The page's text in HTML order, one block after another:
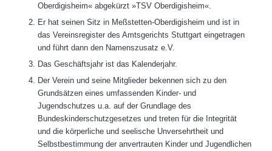
Oberdigisheim« abgekürzt »TSV Oberdigisheim«.
Er hat seinen Sitz in Meßstetten-Oberdigisheim und ist in
das Vereinsregister des Amtsgerichts Stuttgart eingetragen
und führt dann den Namenszusatz e.V.
Das Geschäftsjahr ist das Kalenderjahr.
Der Verein und seine Mitglieder bekennen sich zu den
Grundsätzen eines umfassenden Kinder- und
Jugendschutzes u.a. auf der Grundlage des
Bundeskinderschutzgesetzes und treten für die Integrität
und die körperliche und seelische Unversehrtheit und
Selbstbestimmung der anvertrauten Kinder und Jugendlichen